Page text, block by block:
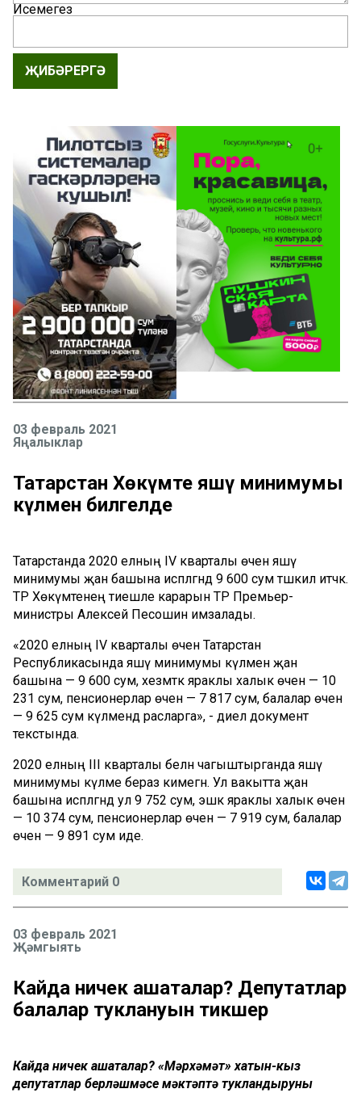
Исемегез
ҖИБӘРЕРГӘ
03 февраль 2021
Яңалыклар
Татарстан Хөкүмәте яшәү минимумы
күләмен билгеләде
Татарстанда 2020 елның IV кварталы өчен яшәү
минимумы җан башына исәпләгәндә 9 600 сум тәшкил итәчәк.
ТР Хөкүмәтенең тиешле карарын ТР Премьер-
министры Алексей Песошин имзалады.
«2020 елның IV кварталы өчен Татарстан
Республикасында яшәү минимумы күләмен җан
башына — 9 600 сум, хезмәткә яраклы халык өчен — 10
231 сум, пенсионерлар өчен — 7 817 сум, балалар өчен
— 9 625 сум күләмендә расларга», - диелә документ
текстында.
2020 елның III кварталы белән чагыштырганда яшәү
минимумы күләме бераз кимегән. Ул вакытта җан
башына исәпләгәндә ул 9 752 сум, эшкә яраклы халык өчен
— 10 374 сум, пенсионерлар өчен — 7 919 сум, балалар
өчен — 9 891 сум иде.
Комментарий 0
03 февраль 2021
Җәмгыять
Кайда ничек ашаталар? Депутатлар
балалар туклануын тикшерә
Кайда ничек ашаталар? «Мәрхәмәт» хатын-кыз
депутатлар берләшмәсе мәктәптә тукландыруны